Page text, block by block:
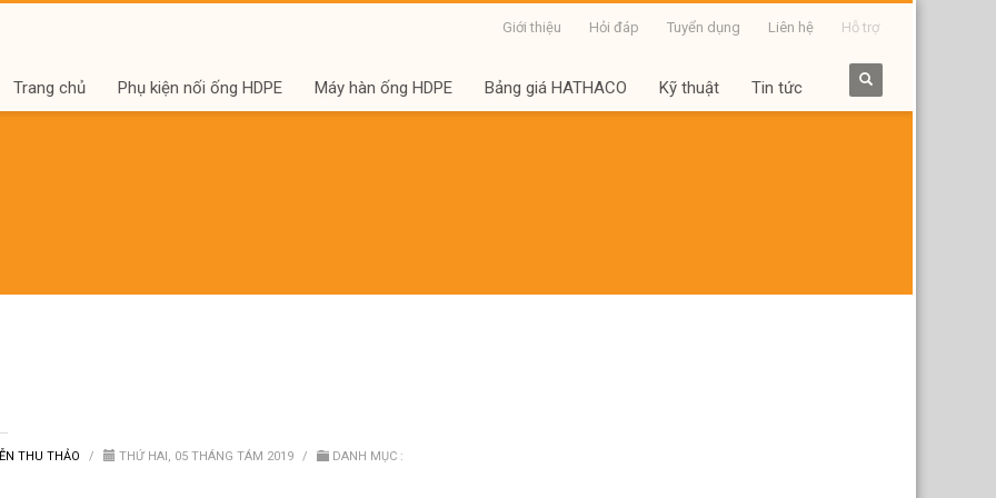
Hỗ trợ
Giới thiệu Hỏi đáp Tuyển dụng Liên hệ
Trang chủ Phụ kiện nối ống HDPE Máy hàn ống HDPE Bảng giá HATHACO Kỹ thuật Tin tức
THU THẢO / THỨ HAI, 05 THÁNG TÁM 2019 / DANH MỤC :